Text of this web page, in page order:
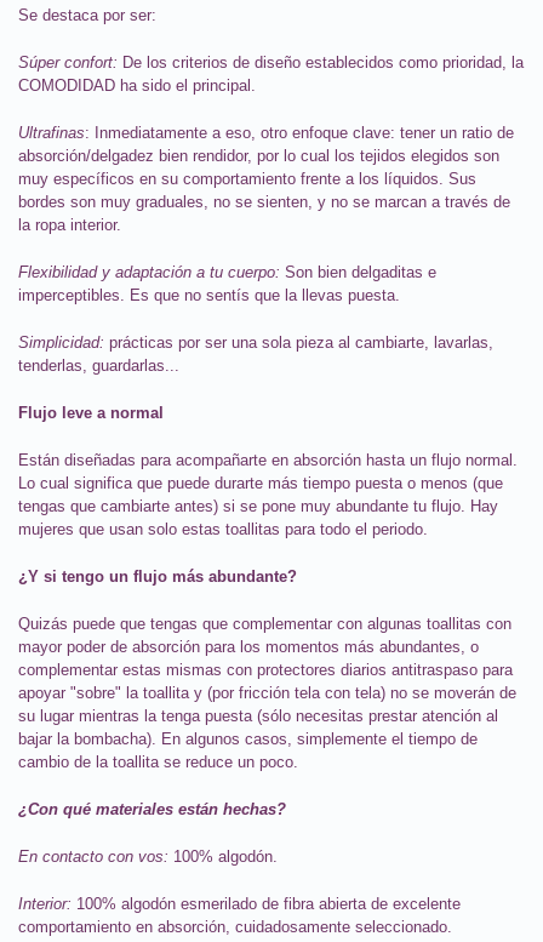
Se destaca por ser:
Súper confort: De los criterios de diseño establecidos como prioridad, la
COMODIDAD ha sido el principal.
Ultrafinas: Inmediatamente a eso, otro enfoque clave: tener un ratio de
absorción/delgadez bien rendidor, por lo cual los tejidos elegidos son
muy específicos en su comportamiento frente a los líquidos. Sus
bordes son muy graduales, no se sienten, y no se marcan a través de
la ropa interior.
Flexibilidad y adaptación a tu cuerpo: Son bien delgaditas e
imperceptibles. Es que no sentís que la llevas puesta.
Simplicidad: prácticas por ser una sola pieza al cambiarte, lavarlas,
tenderlas, guardarlas...
Flujo leve a normal
Están diseñadas para acompañarte en absorción hasta un flujo normal.
Lo cual significa que puede durarte más tiempo puesta o menos (que
tengas que cambiarte antes) si se pone muy abundante tu flujo. Hay
mujeres que usan solo estas toallitas para todo el periodo.
¿Y si tengo un flujo más abundante?
Quizás puede que tengas que complementar con algunas toallitas con
mayor poder de absorción para los momentos más abundantes, o
complementar estas mismas con protectores diarios antitraspaso para
apoyar "sobre" la toallita y (por fricción tela con tela) no se moverán de
su lugar mientras la tenga puesta (sólo necesitas prestar atención al
bajar la bombacha). En algunos casos, simplemente el tiempo de
cambio de la toallita se reduce un poco.
¿Con qué materiales están hechas?
En contacto con vos: 100% algodón.
Interior: 100% algodón esmerilado de fibra abierta de excelente
comportamiento en absorción, cuidadosamente seleccionado.